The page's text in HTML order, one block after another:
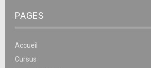
PAGES
Accueil
Cursus